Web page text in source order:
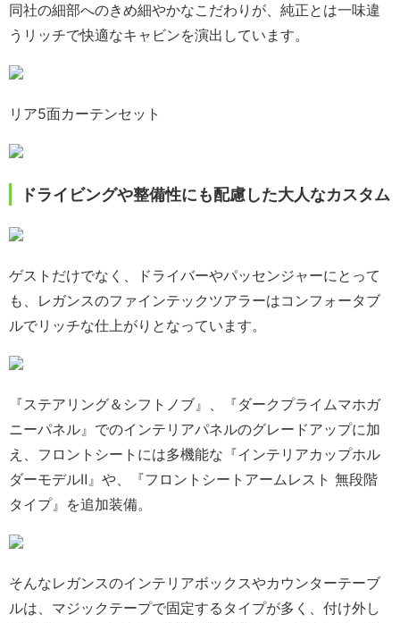
同社の細部へのきめ細やかなこだわりが、純正とは一味違
うリッチで快適なキャビンを演出しています。
リア5面カーテンセット
ドライビングや整備性にも配慮した大人なカスタム
ゲストだけでなく、ドライバーやパッセンジャーにとって
も、レガンスのファインテックツアラーはコンフォータブ
ルでリッチな仕上がりとなっています。
『ステアリング＆シフトノブ』、『ダークプライムマホガ
ニーパネル』でのインテリアパネルのグレードアップに加
え、フロントシートには多機能な『インテリアカップホル
ダーモデルⅡ』や、『フロントシートアームレスト 無段階
タイプ』を追加装備。
そんなレガンスのインテリアボックスやカウンターテーブ
ルは、マジックテープで固定するタイプが多く、付け外し